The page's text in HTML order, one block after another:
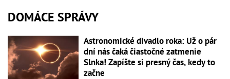
DOMÁCE SPRÁVY
Astronomické divadlo roka: Už o pár
dní nás čaká čiastočné zatmenie
Slnka! Zapíšte si presný čas, kedy to
začne